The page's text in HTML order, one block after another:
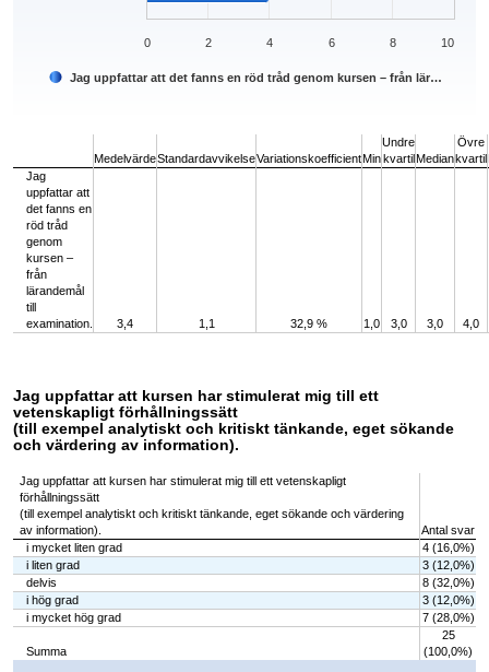
Jag uppfattar att det fanns en röd tråd genom kursen – från lär…
0 2 4 6 8 10
MedelvärdeStandardavvikelseVariationskoefficientMin
Undre
kvartilMedian
Övre
kvartil
Jag
uppfattar att
det fanns en
röd tråd
genom
kursen –
från
lärandemål
till
examination.
3,4 1,1 32,9 % 1,0 3,0 3,0 4,0
Jag uppfattar att kursen har stimulerat mig till ett
vetenskapligt förhållningssätt
(till exempel analytiskt och kritiskt tänkande, eget sökande
och värdering av information).
Jag uppfattar att kursen har stimulerat mig till ett vetenskapligt
förhållningssätt
(till exempel analytiskt och kritiskt tänkande, eget sökande och värdering
av information).
Antal svar
i mycket liten grad
4 (16,0%)
i liten grad
3 (12,0%)
delvis
8 (32,0%)
i hög grad
3 (12,0%)
i mycket hög grad
7 (28,0%)
Summa
25
(100,0%)
Chart